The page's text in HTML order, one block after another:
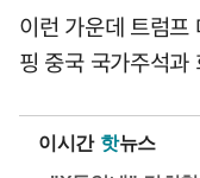
이런 가운데 트럼
핑 중국 국가주석과
이시간 핫뉴스